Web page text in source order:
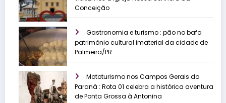
Conceição
Gastronomia e turismo : pão no bafo
patrimônio cultural imaterial da cidade de
Palmeira/PR
Mototurismo nos Campos Gerais do
Paraná : Rota 01 celebra a histórica aventura
de Ponta Grossa à Antonina